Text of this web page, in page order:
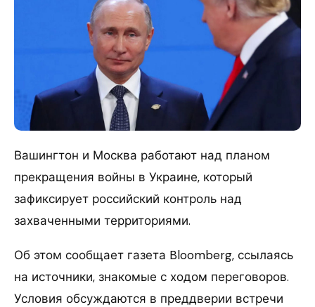
Вашингтон и Москва работают над планом
прекращения войны в Украине, который
зафиксирует российский контроль над
захваченными территориями.
Об этом сообщает газета Bloomberg, ссылаясь
на источники, знакомые с ходом переговоров.
Условия обсуждаются в преддверии встречи